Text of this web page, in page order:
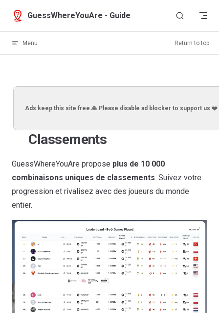
Skip to content
GuessWhereYouAre - Guide
Menu Return to top
Ads keep this site free 🙏 Please disable ad blocker to support us ❤️
Classements
GuessWhereYouAre propose plus de 10 000
combinaisons uniques de classements. Suivez votre
progression et rivalisez avec des joueurs du monde
entier.